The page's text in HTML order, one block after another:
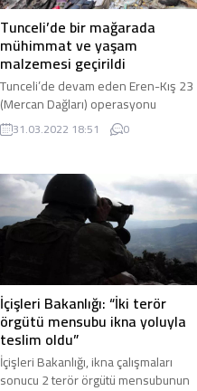
traktörü ile seyir halindeyken Drenaj
Kanalı’na devrildi. Drenaj Kanalı’na
devrilen traktörün...
Tunceli’de bir mağarada
mühimmat ve yaşam
malzemesi geçirildi
Tunceli’de devam eden Eren-Kış 23
(Mercan Dağları) operasyonu
sırasında Ovacık kırsalındaki bir
mağarada bölücü terör örgütü PKK’ya
31.03.2022 18:51 0
İçişleri Bakanlığı: “İki terör
örgütü mensubu ikna yoluyla
teslim oldu”
İçişleri Bakanlığı, ikna çalışmaları
sonucu 2 terör örgütü mensubunun